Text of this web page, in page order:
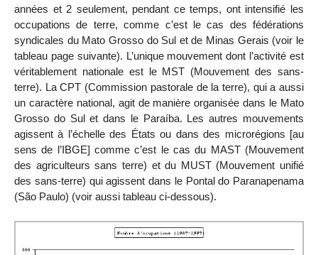
années et 2 seulement, pendant ce temps, ont intensifié les
occupations de terre, comme c’est le cas des fédérations
syndicales du Mato Grosso do Sul et de Minas Gerais (voir le
tableau page suivante). L’unique mouvement dont l’activité est
véritablement nationale est le MST (Mouvement des sans-
terre). La CPT (Commission pastorale de la terre), qui a aussi
un caractère national, agit de manière organisée dans le Mato
Grosso do Sul et dans le Paraíba. Les autres mouvements
agissent à l’échelle des États ou dans des microrégions [au
sens de l’IBGE] comme c’est le cas du MAST (Mouvement
des agriculteurs sans terre) et du MUST (Mouvement unifié
des sans-terre) qui agissent dans le Pontal do Paranapenama
(São Paulo) (voir aussi tableau ci-dessous).